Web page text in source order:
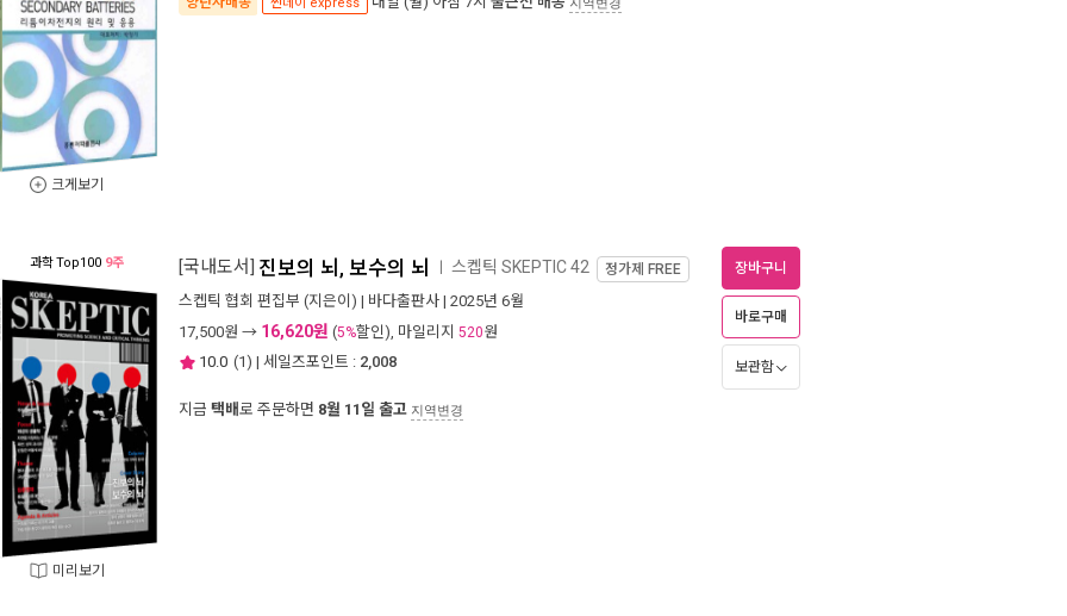
크게보기
과학Top100 9주
미리보기
[국내도서] 진보의 뇌, 보수의 뇌 스켑틱 SKEPTIC 42 정가제 FREE
스켑틱 협회 편집부 (지은이) | 바다출판사 | 2025년 6월
17,500원 → 16,620원 (5%할인), 마일리지 520원
10.0 (1) | 세일즈포인트 : 2,008
지금 택배로 주문하면 8월 11일 출고 지역변경
장바구니
바로구매
보관함